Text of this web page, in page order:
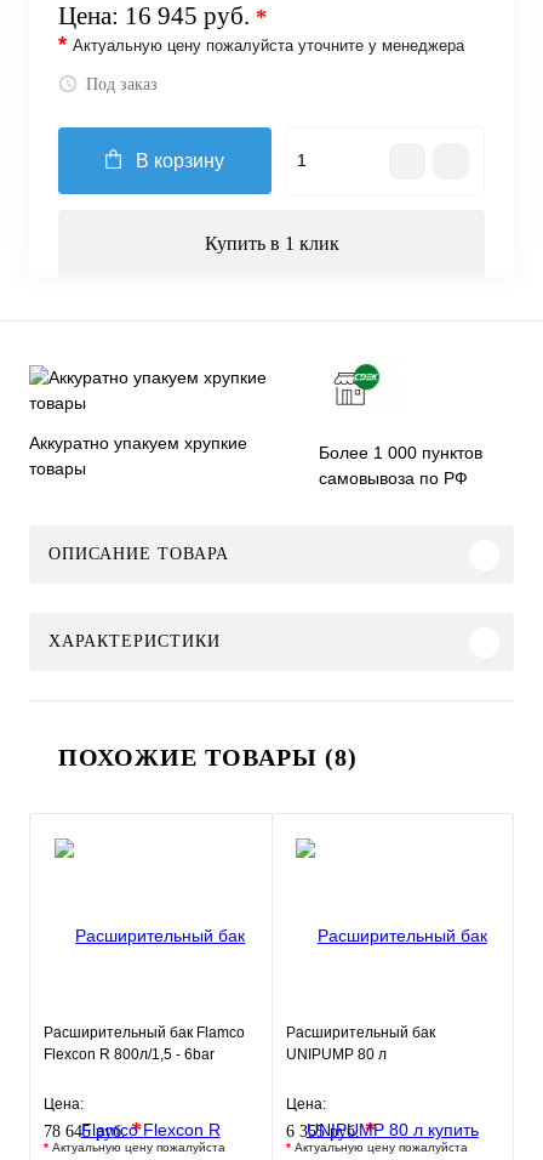
Цена: 16 945 руб. *
* Актуальную цену пожалуйста уточните у менеджера
Под заказ
В корзину
Купить в 1 клик
Аккуратно упакуем хрупкие
товары
Более 1 000 пунктов
самовывоза по РФ
ОПИСАНИЕ ТОВАРА
ХАРАКТЕРИСТИКИ
ПОХОЖИЕ ТОВАРЫ (8)
Расширительный бак Flamco
Flexcon R 800л/1,5 - 6bar
Цена:
78 645 руб.*
* Актуальную цену пожалуйста
Расширительный бак
UNIPUMP 80 л
Цена:
6 355 руб.*
* Актуальную цену пожалуйста